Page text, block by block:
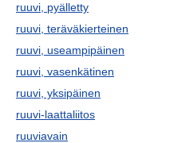
ruuvi, pyälletty
ruuvi, teräväkierteinen
ruuvi, useampipäinen
ruuvi, vasenkätinen
ruuvi, yksipäinen
ruuvi-laattaliitos
ruuviavain